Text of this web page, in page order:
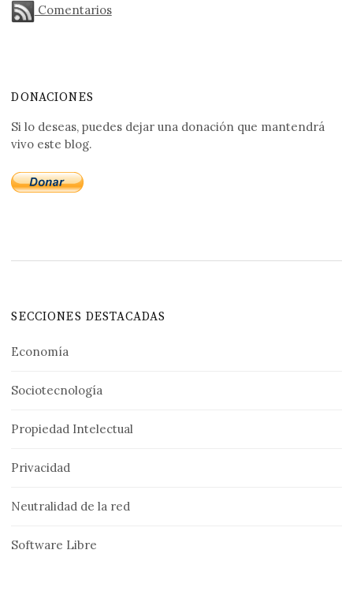
Comentarios
DONACIONES
Si lo deseas, puedes dejar una donación que mantendrá
vivo este blog.
SECCIONES DESTACADAS
Economía
Sociotecnología
Propiedad Intelectual
Privacidad
Neutralidad de la red
Software Libre